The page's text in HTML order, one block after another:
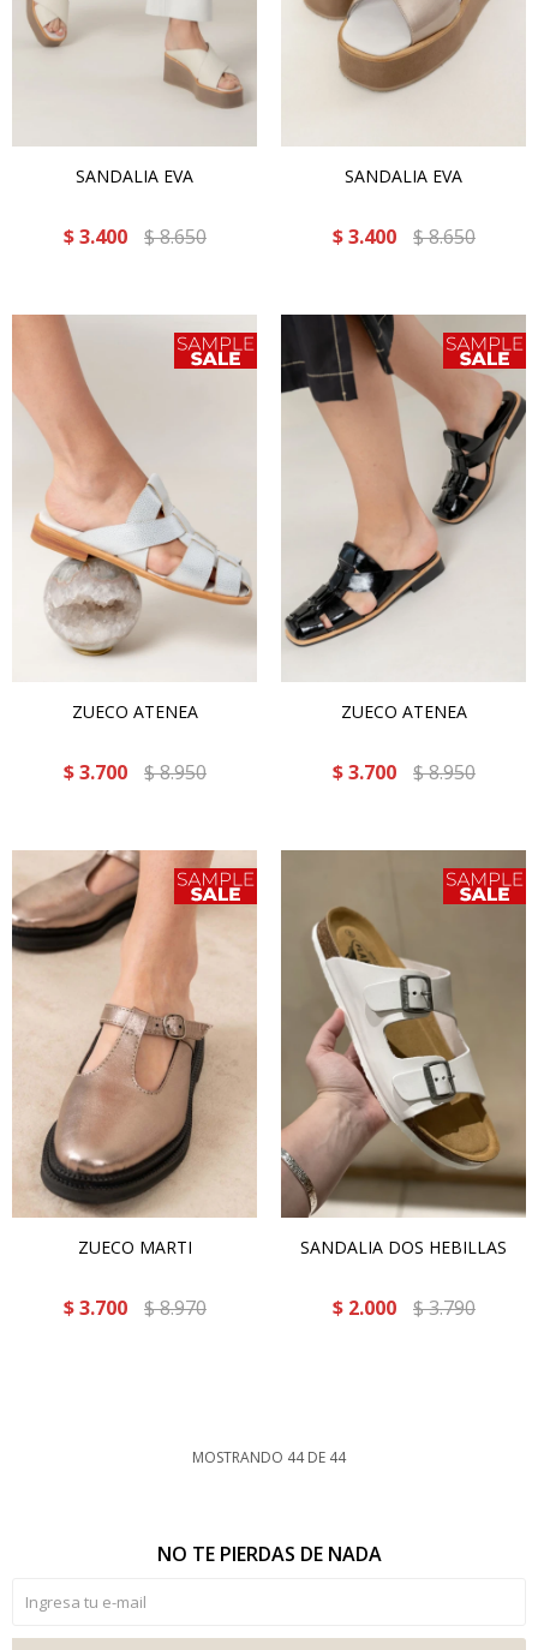
SANDALIA EVA
$ 3.400 $8.650
SANDALIA EVA
$ 3.400 $8.650
ZUECO ATENEA
$ 3.700 $8.950
ZUECO ATENEA
$ 3.700 $8.950
ZUECO MARTI
$ 3.700 $8.970
SANDALIA DOS HEBILLAS
$ 2.000 $3.790
MOSTRANDO 44DE 44
NO TE PIERDAS DE NADA